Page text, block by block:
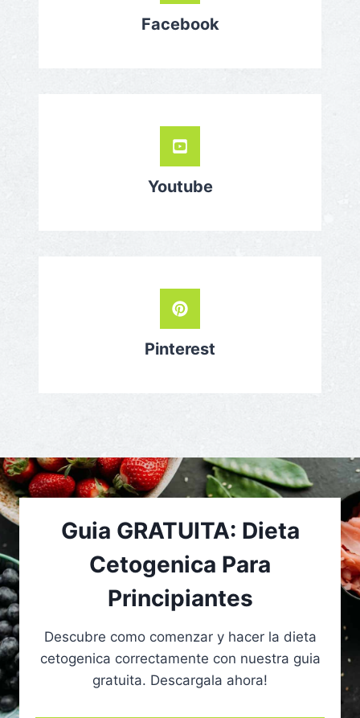
Facebook
Youtube
Pinterest
Guia GRATUITA: Dieta
Cetogenica Para
Principiantes
Descubre como comenzar y hacer la dieta
cetogenica correctamente con nuestra guia
gratuita. Descargala ahora!